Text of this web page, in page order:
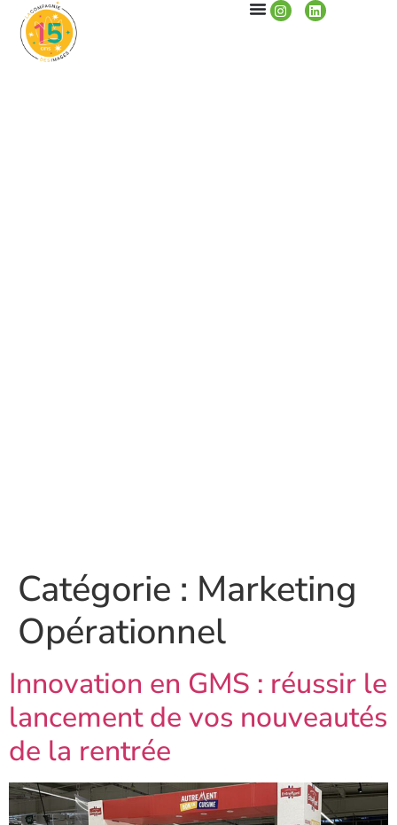
Catégorie : Marketing
Opérationnel
Innovation en GMS : réussir le
lancement de vos nouveautés
de la rentrée